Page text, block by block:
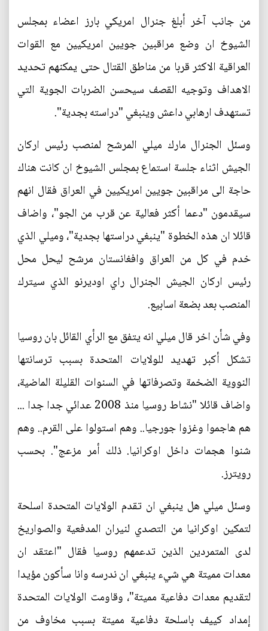
من جانب آخر أبلغ جنرال امريكي بارز اعضاء بمجلس
الشيوخ ان وضع مراقبين جويين امريكيين مع القوات
العراقية الاكثر قربا من مناطق القتال حتى يمكنهم تحديد
الاهداف وتوجيه القصف سيحسن الضربات الجوية التي
تستهدف ارهابي داعش وينبغي "دراسته بجدية".
وسئل الجنرال مارك ميلي المرشح لمنصب رئيس اركان
الجيش اثناء جلسة استماع بمجلس الشيوخ ان كانت هناك
حاجة الى مراقبين جويين امريكيين في العراق فقال انهم
سيقدمون "دعما أكثر فعالية عن قرب من الجو"، واضاف
قائلا ان هذه الخطوة "ينبغي دراستها بجدية"، وميلي الذي
خدم في كل من العراق وافغانستان مرشح ليحل محل
رئيس اركان الجيش الجنرال راي اوديرنو الذي سيترك
المنصب بعد بضعة اسابيع.
وفي شأن اخر قال ميلي انه يتفق مع الرأي القائل بان روسيا
تشكل أكبر تهديد للولايات المتحدة بسبب ترسانتها
النووية الضخمة وتصرفاتها في السنوات القليلة الماضية،
واضاف قائلا "نشاط روسيا منذ 2008 عدائي جدا جدا ...
هم هاجموا وغزوا جورجيا.. وهم استولوا على القرم.. وهم
شنوا هجمات داخل اوكرانيا. ذلك أمر مزعج". بحسب
رويترز.
وسئل ميلي هل ينبغي ان تقدم الولايات المتحدة اسلحة
لتمكين اوكرانيا من التصدي لنيران المدفعية والصواريخ
لدى المتمردين الذين تدعمهم روسيا فقال "اعتقد ان
معدات مميتة هي شيء ينبغي ان ندرسه وانا سأكون مؤيدا
لتقديم معدات دفاعية مميتة"، وقاومت الولايات المتحدة
إمداد كييف باسلحة دفاعية مميتة بسبب مخاوف من